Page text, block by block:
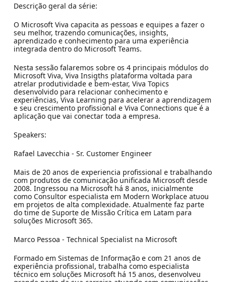
Descrição geral da série:
O Microsoft Viva capacita as pessoas e equipes a fazer o
seu melhor, trazendo comunicações, insights,
aprendizado e conhecimento para uma experiência
integrada dentro do Microsoft Teams.
Nesta sessão falaremos sobre os 4 principais módulos do
Microsoft Viva, Viva Insigths plataforma voltada para
atrelar produtividade e bem-estar, Viva Topics
desenvolvido para relacionar conhecimento e
experiências, Viva Learning para acelerar a aprendizagem
e seu crescimento profissional e Viva Connections que é a
aplicação que vai conectar toda a empresa.
Speakers:
Rafael Lavecchia - Sr. Customer Engineer
Mais de 20 anos de experiencia profissional e trabalhando
com produtos de comunicação unificada Microsoft desde
2008. Ingressou na Microsoft há 8 anos, inicialmente
como Consultor especialista em Modern Workplace atuou
em projetos de alta complexidade. Atualmente faz parte
do time de Suporte de Missão Crítica em Latam para
soluções Microsoft 365.
Marco Pessoa - Technical Specialist na Microsoft
Formado em Sistemas de Informação e com 21 anos de
experiência profissional, trabalha como especialista
técnico em soluções Microsoft há 15 anos, desenvolveu